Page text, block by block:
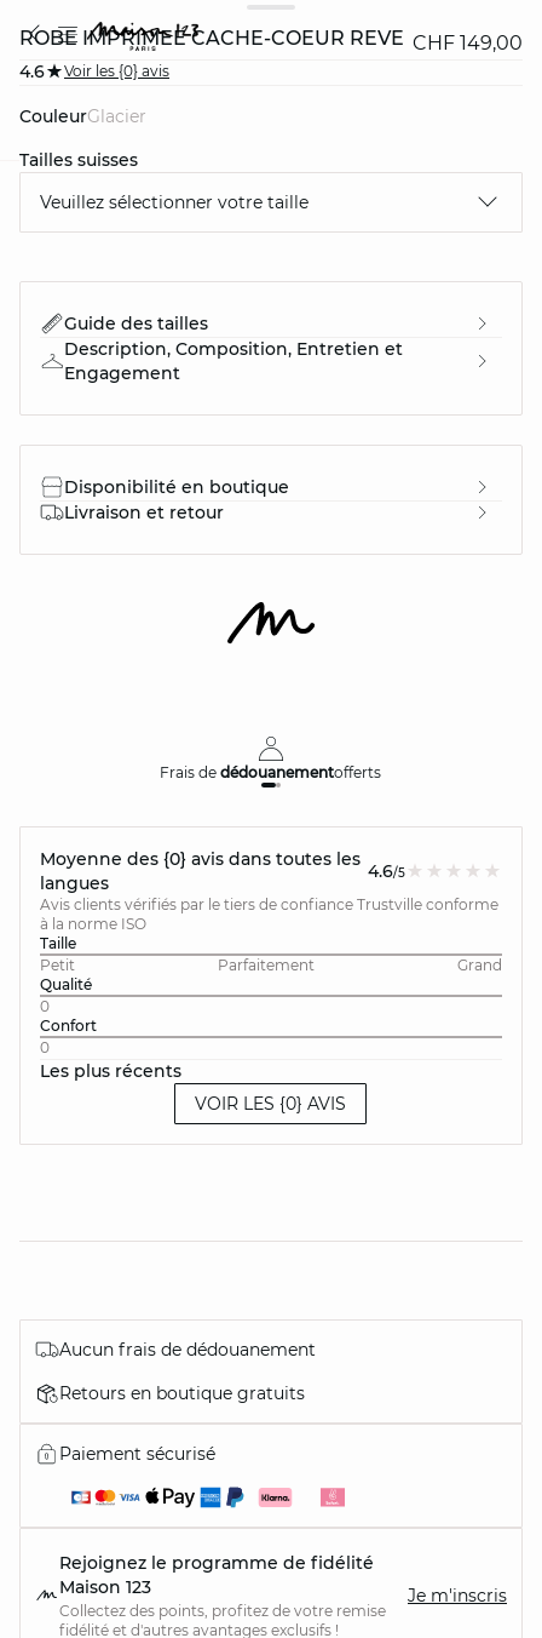
ROBE IMPRIMÉE CACHE-COEUR RÊVE CHF 149,00
4.6 Voir les {0} avis
Couleur
glacier
Tailles suisses
Veuillez sélectionner votre taille
Guide des tailles
Description, Composition, Entretien et
Engagement
Disponibilité en boutique
Livraison et retour
Frais dedédouanementofferts
Moyenne des {0} avis dans toutes les
langues
4.6/5
Avis clients vérifiés par le tiers de confiance Trustville conforme
à la norme ISO
Taille
Petit
Parfaitement
Grand
Qualité
0
Confort
0
Les plus récents
VOIR LES {0} AVIS
Aucun frais de dédouanement
Retours en boutique gratuits
Paiement sécurisé
Rejoignez le programme de fidélité
Maison 123
Collectez des points, profitez de votre remise
fidélité et d'autres avantages exclusifs !
Je m'inscris